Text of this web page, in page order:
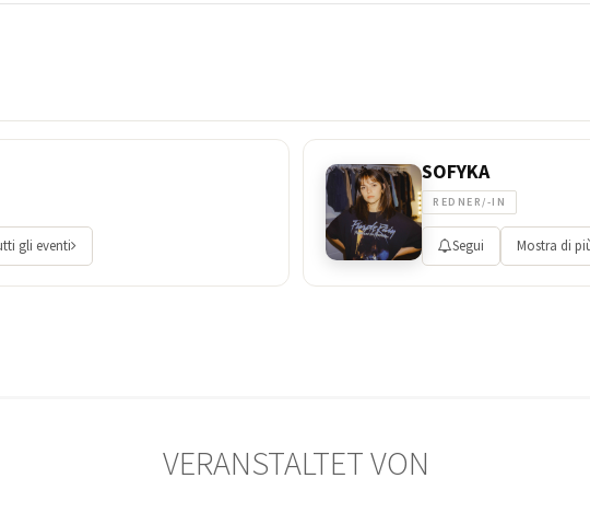
gli eventi
SOFYKA
REDNER/-IN
Segui Mostra di
VERANSTALTET VON